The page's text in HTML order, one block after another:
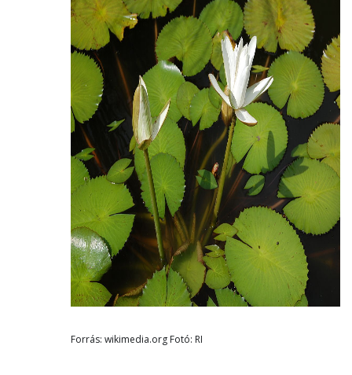
Forrás: wikimedia.org Fotó: RI